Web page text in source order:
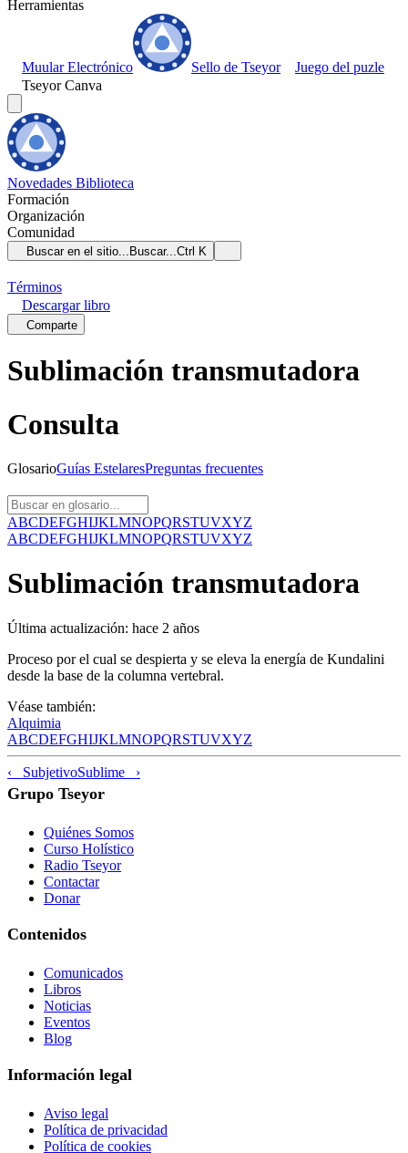
Herramientas
Muular Electrónico Sello de Tseyor
Juego del puzle
Tseyor Canva
Novedades Biblioteca
Formación
Organización
Comunidad
Buscar en el sitio... Buscar...Ctrl K
Términos
Descargarlibro
Comparte
Sublimación transmutadora
Consulta
GlosarioGuías EstelaresPreguntas frecuentes
ABCDEFGHIJKLMNOPQRSTUVXYZ
ABCDEFGHIJKLMNOPQRSTUVXYZ
Sublimación transmutadora
Última actualización: hace 2 años
Proceso por el cual se despierta y se eleva la energía de Kundalini
desde la base de la columna vertebral.
Véase también:
Alquimia
ABCDEFGHIJKLMNOPQRSTUVXYZ
‹ SubjetivoSublime ›
Grupo Tseyor
Quiénes Somos
Curso Holístico
Radio Tseyor
Contactar
Donar
Contenidos
Comunicados
Libros
Noticias
Eventos
Blog
Información legal
Aviso legal
Política de privacidad
Política de cookies